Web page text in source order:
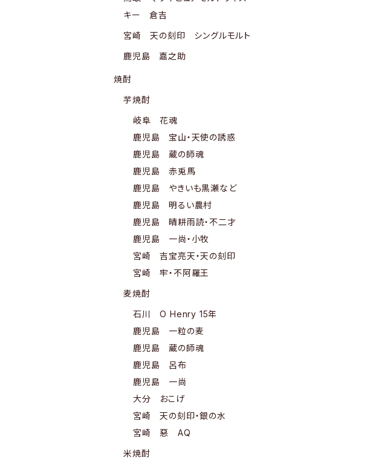
キー 倉吉
宮崎 天の刻印 シングルモルト
鹿児島 嘉之助
焼酎
芋焼酎
岐阜 花魂
鹿児島 宝山・天使の誘惑
鹿児島 蔵の師魂
鹿児島 赤兎馬
鹿児島 やきいも黒瀬など
鹿児島 明るい農村
鹿児島 晴耕雨読・不二才
鹿児島 一尚・小牧
宮崎 吉宝亮天・天の刻印
宮崎 牢・不阿羅王
麦焼酎
石川 O Henry 15年
鹿児島 一粒の麦
鹿児島 蔵の師魂
鹿児島 呂布
鹿児島 一尚
大分 おこげ
宮崎 天の刻印・銀の水
宮崎 惡 AQ
米焼酎